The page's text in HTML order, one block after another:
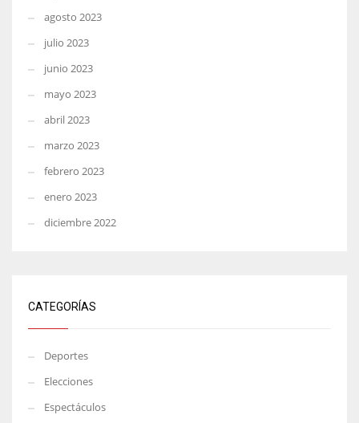
agosto 2023
julio 2023
junio 2023
mayo 2023
abril 2023
marzo 2023
febrero 2023
enero 2023
diciembre 2022
CATEGORÍAS
Deportes
Elecciones
Espectáculos